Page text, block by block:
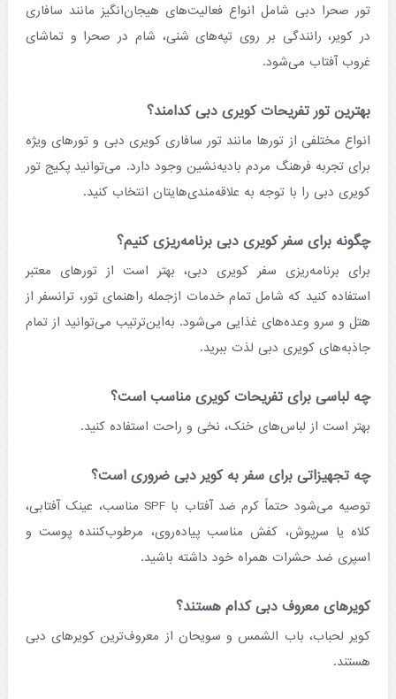
تور صحرا دبی شامل انواع فعالیت‌های هیجان‌انگیز مانند سافاری
در کویر، رانندگی بر روی تپه‌های شنی، شام در صحرا و تماشای
غروب آفتاب می‌شود.
بهترین تور تفریحات کویری دبی کدامند؟
انواع مختلفی از تورها مانند تور سافاری کویری دبی و تورهای ویژه
برای تجربه‌ فرهنگ مردم بادیه‌نشین وجود دارد. می‌توانید پکیج تور
کویری دبی را با توجه به علاقه‌مندی‌هایتان انتخاب کنید.
چگونه برای سفر کویری دبی برنامه‌ریزی کنیم؟
برای برنامه‌ریزی سفر کویری دبی، بهتر است از تورهای معتبر
استفاده کنید که شامل تمام خدمات ازجمله راهنمای تور، ترانسفر از
هتل و سرو وعده‌های غذایی می‌شود. به‌این‌ترتیب می‌توانید از تمام
جاذبه‌های کویری دبی لذت ببرید.
چه لباسی برای تفریحات کویری مناسب است؟
بهتر است از لباس‌های خنک، نخی و راحت استفاده کنید.
چه تجهیزاتی برای سفر به کویر دبی ضروری است؟
توصیه می‌شود حتماً کرم ضد آفتاب با SPF مناسب، عینک آفتابی،
کلاه یا سرپوش، کفش مناسب پیاده‌روی، مرطوب‌کننده پوست و
اسپری ضد حشرات همراه خود داشته باشید.
کویرهای معروف دبی کدام هستند؟
کویر لحباب، باب الشمس و سویحان از معروف‌ترین کویرهای دبی
هستند.